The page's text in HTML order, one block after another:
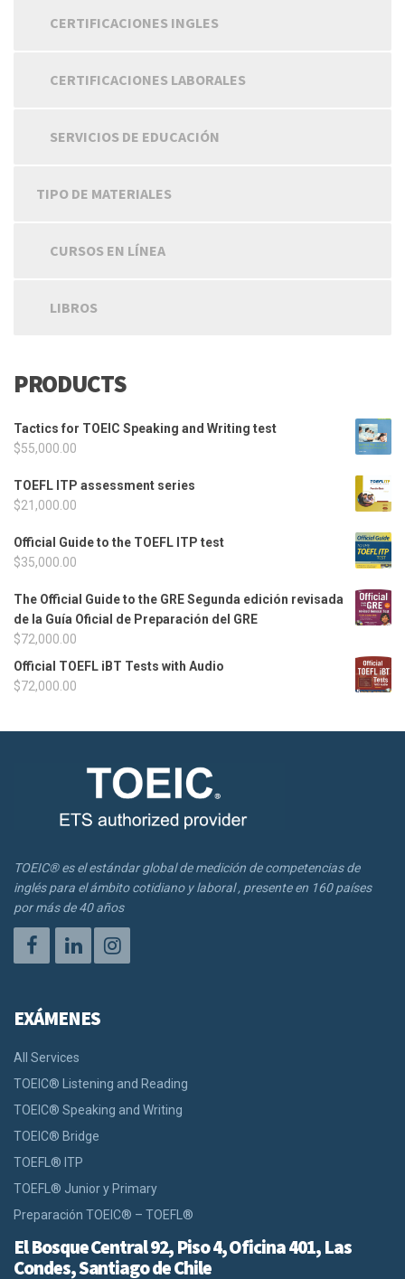
CERTIFICACIONES INGLES
CERTIFICACIONES LABORALES
SERVICIOS DE EDUCACIÓN
TIPO DE MATERIALES
CURSOS EN LÍNEA
LIBROS
PRODUCTS
Tactics for TOEIC Speaking and Writing test
$55,000.00
TOEFL ITP assessment series
$21,000.00
Official Guide to the TOEFL ITP test
$35,000.00
The Official Guide to the GRE Segunda edición revisada
de la Guía Oficial de Preparación del GRE
$72,000.00
Official TOEFL iBT Tests with Audio
$72,000.00
TOEIC® es el estándar global de medición de competencias de
inglés para el ámbito cotidiano y laboral , presente en 160 países
por más de 40 años
EXÁMENES
All Services
TOEIC® Listening and Reading
TOEIC® Speaking and Writing
TOEIC® Bridge
TOEFL® ITP
TOEFL® Junior y Primary
Preparación TOEIC® – TOEFL®
El Bosque Central 92, Piso 4, Oficina 401, Las
Condes, Santiago de Chile